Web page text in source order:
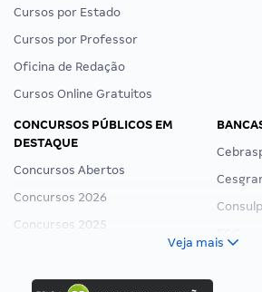
Cursos por Estado
Cursos por Professor
Oficina de Redação
Cursos Online Gratuitos
CONCURSOS PÚBLICOS EM
DESTAQUE
Concursos Abertos
Concursos 2026
Concursos 2025
Concurso Ibama
Veja mais